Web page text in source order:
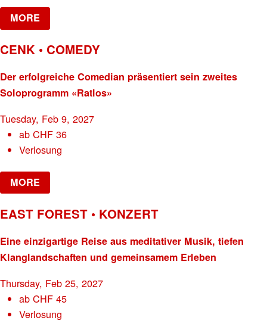
MORE
CENK • COMEDY
Der erfolgreiche Comedian präsentiert sein zweites
Soloprogramm «Ratlos»
Tuesday, Feb 9, 2027
abCHF 36
Verlosung
MORE
EAST FOREST • KONZERT
Eine einzigartige Reise aus meditativer Musik, tiefen
Klanglandschaften und gemeinsamem Erleben
Thursday, Feb 25, 2027
abCHF 45
Verlosung